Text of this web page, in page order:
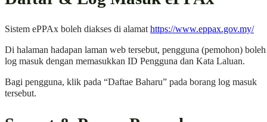
Sistem ePPAx boleh diakses di alamat https://www.eppax.gov.my/
Di halaman hadapan laman web tersebut, pengguna (pemohon) boleh
log masuk dengan memasukkan ID Pengguna dan Kata Laluan.
Bagi pengguna, klik pada “Daftae Baharu” pada borang log masuk
tersebut.